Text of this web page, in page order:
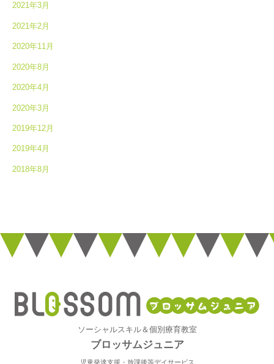
2021年3月
2021年2月
2020年11月
2020年8月
2020年4月
2020年3月
2019年12月
2019年4月
2018年8月
ソーシャルスキル＆個別療育教室
ブロッサムジュニア
児童発達支援・放課後等デイサービス